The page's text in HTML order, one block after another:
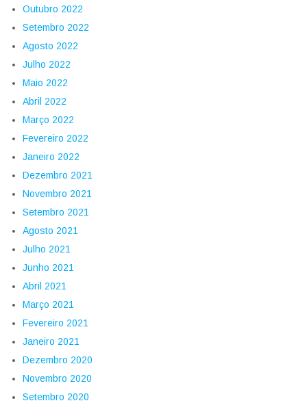
Outubro 2022
Setembro 2022
Agosto 2022
Julho 2022
Maio 2022
Abril 2022
Março 2022
Fevereiro 2022
Janeiro 2022
Dezembro 2021
Novembro 2021
Setembro 2021
Agosto 2021
Julho 2021
Junho 2021
Abril 2021
Março 2021
Fevereiro 2021
Janeiro 2021
Dezembro 2020
Novembro 2020
Setembro 2020